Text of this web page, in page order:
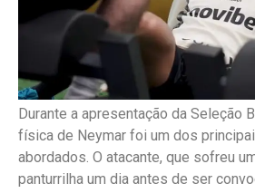
Durante a apresentação da Seleção
física de Neymar foi um dos
abordados. O atacante, que sofreu
panturrilha um dia antes de ser